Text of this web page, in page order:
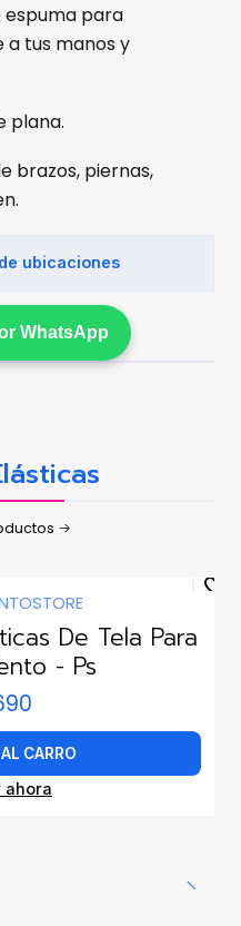
para
tus manos y
plana.
brazos, piernas,
ubicaciones
WhatsApp
De Tela Para
- Ps
CARRO
ahora